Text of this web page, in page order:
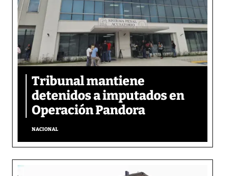
Tribunal mantiene
detenidos a imputados en
Operación Pandora
NACIONAL